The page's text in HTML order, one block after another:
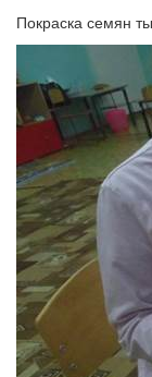
Покраска семян